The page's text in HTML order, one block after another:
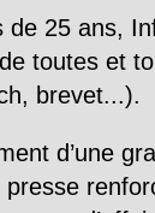
de 25 ans,
toutes et
brevet...).
d’une